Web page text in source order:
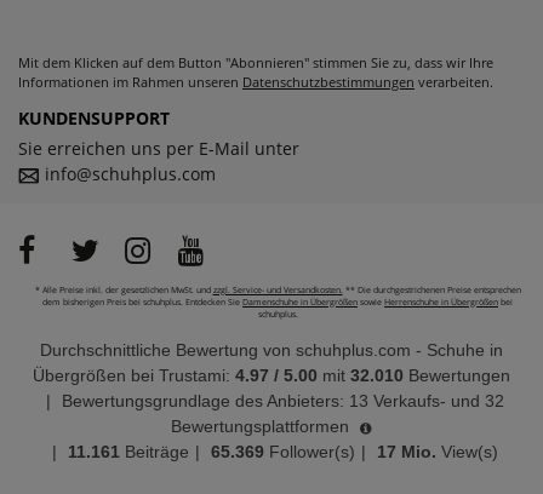
Mit dem Klicken auf dem Button "Abonnieren" stimmen Sie zu, dass wir Ihre
Informationen im Rahmen unseren Datenschutzbestimmungen verarbeiten.
KUNDENSUPPORT
Sie erreichen uns per E-Mail unter
info@schuhplus.com
* Alle Preise inkl. der gesetzlichen MwSt. und zzgl. Service- und Versandkosten.** Die durchgestrichenen Preise entsprechen
dem bisherigen Preis bei schuhplus. Entdecken Sie Damenschuhe in Übergrößen sowie Herrenschuhe in Übergrößen bei
schuhplus.
Durchschnittliche Bewertung von schuhplus.com - Schuhe in
Übergrößen bei Trustami: 4.97 / 5.00 mit 32.010 Bewertungen
|
Bewertungsgrundlage des Anbieters: 13 Verkaufs- und 32
Bewertungsplattformen
|
11.161 Beiträge | 65.369 Follower(s) | 17 Mio. View(s)